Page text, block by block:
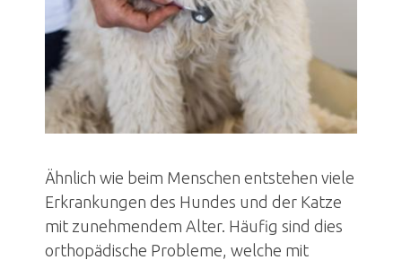
Diagnostik
Komplementärmedizin
Bildergalerie
Kleintier-Informationen
Notfall
Über uns
Ähnlich wie beim Menschen entstehen viele
Erkrankungen des Hundes und der Katze
mit zunehmendem Alter. Häufig sind dies
orthopädische Probleme, welche mit